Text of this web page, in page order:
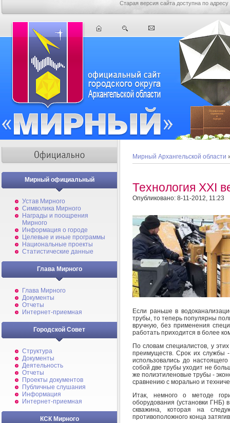
Старая версия сайта доступна по адресу
Мирный официальный
Устав Мирного
Символика Мирного
Награды и поощрения
Мирного
Информация о городе
Целевые и иные программы
Национальные проекты
Статистические данные
Глава Мирного
Глава Мирного
Документы
Отчеты
Интернет-приемная
Городской Совет
Структура
Документы
Деятельность
Отчеты
Проекты документов
Публичные слушания
Информация
Интернет-приемная
КСК Мирного
Мирный Архангельской области
Технология XXI
Опубликовано: 8-11-2012, 11:23
Если раньше в
трубы, то теперь популярны
вручную, без применения
работать приходится в более
По словам специалистов, у
преимуществ. Срок их службы
использовались до
собой две трубы уходит не
же полиэтиленовые трубы -
сравнению с морально и
Итак, немного о методе
оборудования (установки ГНБ)
скважина, которая на
противоположного конца